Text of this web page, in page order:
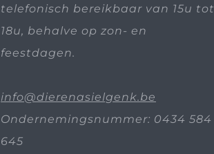
telefonisch bereikbaar van 15u tot
18u, behalve op zon- en
feestdagen.
info@dierenasielgenk.be
Ondernemingsnummer: 0434 584
645